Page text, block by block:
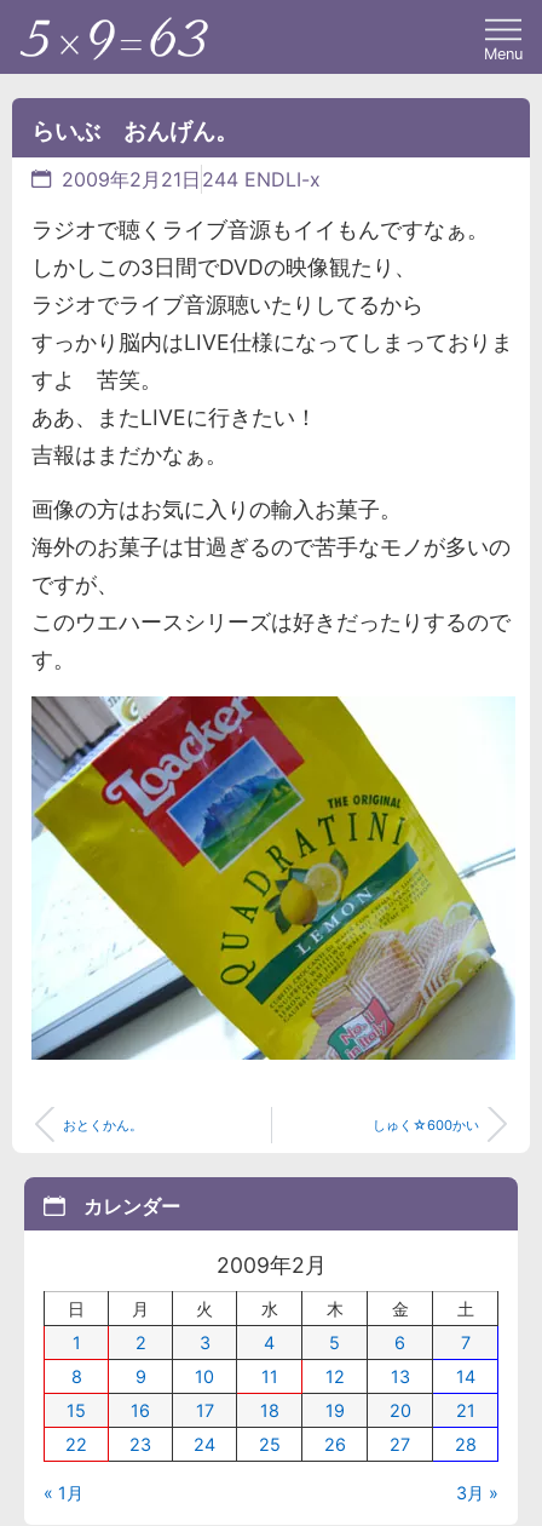
Menu
らいぶ おんげん。
2009年2月21日 244 ENDLI-x
ラジオで聴くライブ音源もイイもんですなぁ。
しかしこの3日間でDVDの映像観たり、
ラジオでライブ音源聴いたりしてるから
すっかり脳内はLIVE仕様になってしまっておりま
すよ 苦笑。
ああ、またLIVEに行きたい！
吉報はまだかなぁ。
画像の方はお気に入りの輸入お菓子。
海外のお菓子は甘過ぎるので苦手なモノが多いの
ですが、
このウエハースシリーズは好きだったりするので
す。
おとくかん。 しゅく☆600かい
カレンダー
2009年2月
日 月 火 水 木 金
土
1
2 3 4 5 6
7
8
9 10 11 12 13
14
15
16 17 18 19 20
21
22
23 24 25 26 27 28
« 1月 3月 »